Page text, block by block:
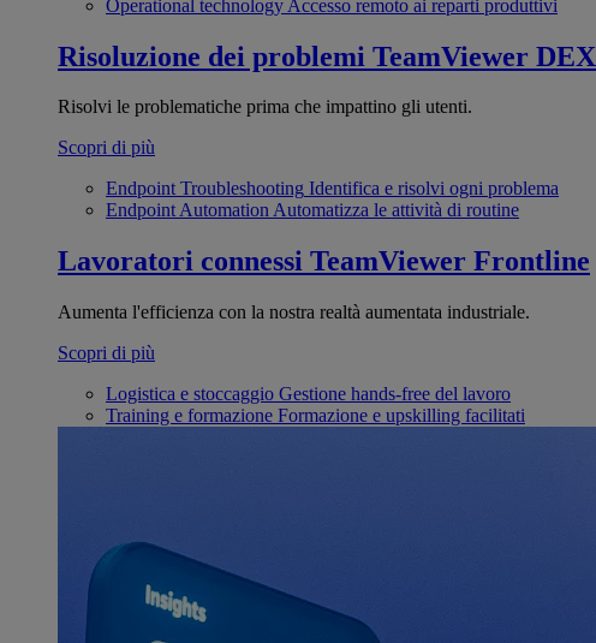
Operational technology Accesso remoto ai reparti produttivi
Risoluzione dei problemi TeamViewer DEX
Risolvi le problematiche prima che impattino gli utenti.
Scopri di più
Endpoint Troubleshooting Identifica e risolvi ogni problema
Endpoint AutomationAutomatizza le attività di routine
Lavoratori connessi TeamViewer Frontline
Aumenta l'efficienza con la nostra realtà aumentata industriale.
Scopri di più
Logistica e stoccaggio Gestione hands-free del lavoro
Training e formazione Formazione e upskilling facilitati